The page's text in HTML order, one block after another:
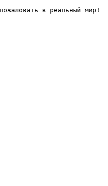
в реальный мир!